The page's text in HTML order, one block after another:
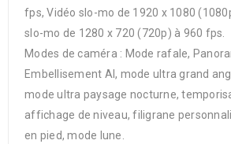
fps, Vidéo slo-mo de 1920 x 1080
slo-mo de 1280 x 720 (720p) à 960 fps.
Modes de caméra : Mode rafale,
Embellisement AI, mode ultra grand
mode ultra paysage nocturne,
affichage de niveau, filigrane
en pied, mode lune.